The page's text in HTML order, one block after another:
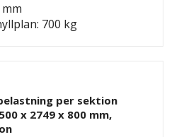
700 kg
per sektion
x 2749 x 800 mm,